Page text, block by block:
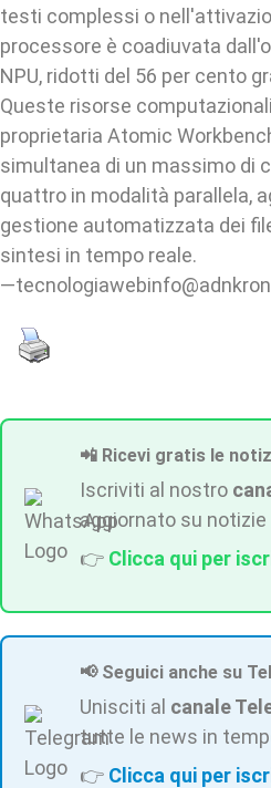
testi complessi o
processore è coadiuvata
NPU, ridotti del 56 per cento
Queste risorse
proprietaria Atomic
simultanea di un massimo di
quattro in modalità parallela,
gestione automatizzata dei
sintesi in tempo reale.
📲 Ricevi gratis le
Iscriviti al nostro
aggiornato su
👉 Clicca qui per
📢 Seguici anche su
Unisciti al canale
tutte le news in
👉 Clicca qui per